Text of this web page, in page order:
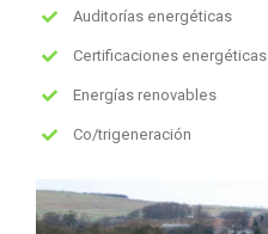
Auditorías energéticas
Certificaciones energéticas
Energías renovables
Co/trigeneración